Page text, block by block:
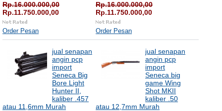
Rp.16.000.000,00
Rp.11.750.000,00
Order Pesan
Rp.16.000.000,00
Rp.11.750.000,00
Order Pesan
jual senapan
angin pcp
import
Seneca Big
Bore Light
Hunter II,
kaliber .457
atau 11,6mm Murah
jual senapan
angin pcp
import
Seneca big
game Wing
Shot MKII
kaliber .50
atau 12,7mm Murah